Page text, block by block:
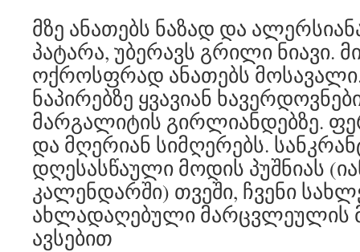
მზე ანათებს ნაზად და
პატარა, უბერავს გრილი ნიავი.
ოქროსფრად ანათებს
ნაპირებზე ყვავიან
მარგალიტის გირლიანდებზე.
და მღერიან სიმღერებს.
დღესასწაული მოდის პუშნიას
კალენდარში) თვეში, ჩვენი
ახლადაღებული მარცვლეულის
ავსებით